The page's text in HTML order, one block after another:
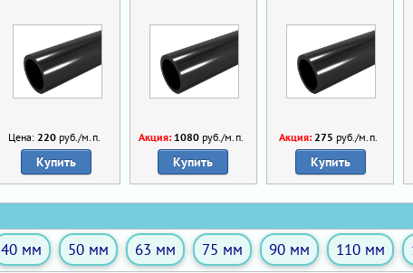
Цена: 220руб./м.п.
Купить
Акция: 1080руб./м.п.
Купить
Акция: 275 руб./м.п.
Купить
40 мм 50 мм 63 мм 75 мм 90 мм 110 мм